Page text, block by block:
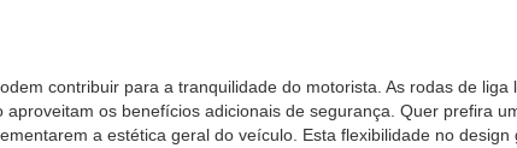
contribuir para a tranquilidade do motorista. As rodas de liga
os benefícios adicionais de segurança. Quer prefira
a estética geral do veículo. Esta flexibilidade no design